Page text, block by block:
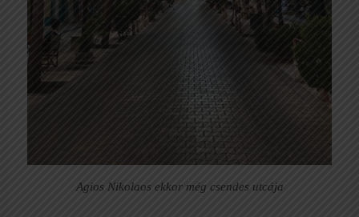
Agios Nikolaos ekkor még csendes utcája